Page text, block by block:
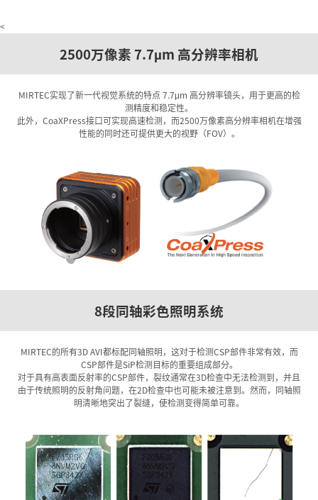
<
2500万像素 7.7µm 高分辨率相机
MIRTEC实现了新一代视觉系统的特点 7.7μm 高分辨率镜头，用于更高的检
测精度和稳定性。
此外，CoaXPress接口可实现高速检测，而2500万像素高分辨率相机在增强
性能的同时还可提供更大的视野（FOV）。
8段同轴彩色照明系统
MIRTEC的所有3D AVI都标配同轴照明，这对于检测CSP部件非常有效，而
CSP部件是SiP检测目标的重要组成部分。
对于具有高表面反射率的CSP部件，裂纹通常在3D检查中无法检测到，并且
由于传统照明的反射角问题，在2D检查中也可能未被注意到。然而，同轴照
明清晰地突出了裂缝，使检测变得简单可靠。